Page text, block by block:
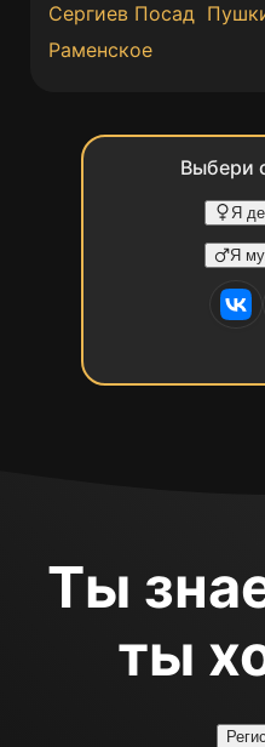
Сергиев Посад
Раменское
Выбери
Я
Я
Ты
ты